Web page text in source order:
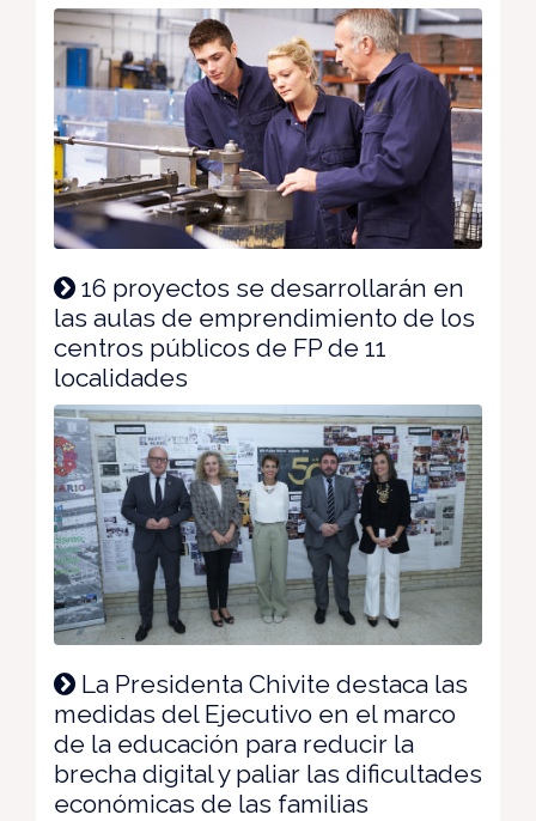
16 proyectos se desarrollarán en
las aulas de emprendimiento de los
centros públicos de FP de 11
localidades
La Presidenta Chivite destaca las
medidas del Ejecutivo en el marco
de la educación para reducir la
brecha digital y paliar las dificultades
económicas de las familias